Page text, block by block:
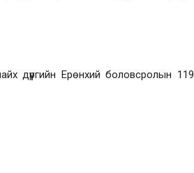
дүүргийн Ерөнхий боловсролын 119